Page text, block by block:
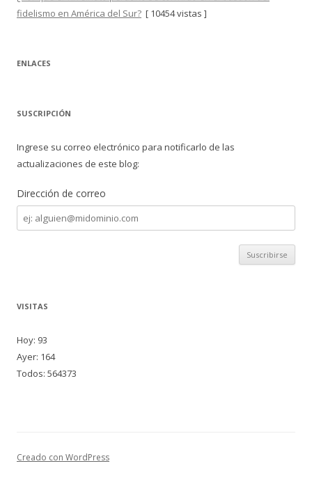
fidelismo en América del Sur? [ 10454 vistas ]
ENLACES
SUSCRIPCIÓN
Ingrese su correo electrónico para notificarlo de las
actualizaciones de este blog:
Dirección de correo
Dirección
de
correo
VISITAS
Hoy: 93
Ayer: 164
Todos: 564373
Creado con WordPress